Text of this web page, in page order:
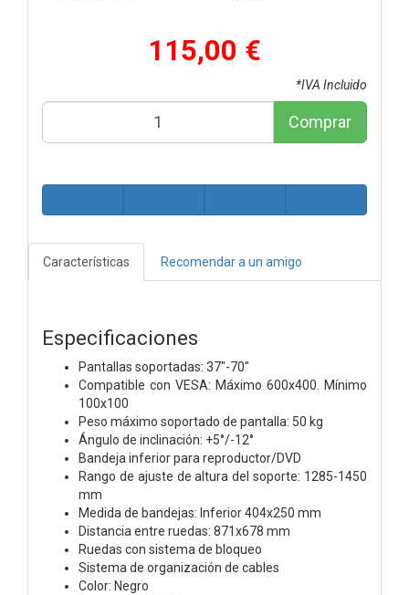
115,00 €
*IVA Incluido
Comprar
Características Recomendar a un amigo
Especificaciones
Pantallas soportadas: 37"-70"
Compatible con VESA: Máximo 600x400. Mínimo
100x100
Peso máximo soportado de pantalla: 50 kg
Ángulo de inclinación: +5°/-12°
Bandeja inferior para reproductor/DVD
Rango de ajuste de altura del soporte: 1285-1450
mm
Medida de bandejas: Inferior 404x250 mm
Distancia entre ruedas: 871x678 mm
Ruedas con sistema de bloqueo
Sistema de organización de cables
Color: Negro